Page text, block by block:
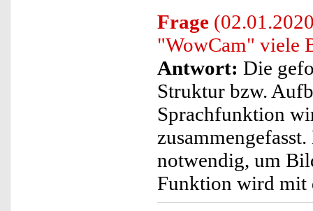
Frage
"WowCam" viele
Antwort: Die
Struktur bzw.
Sprachfunktion
notwendig, um
Funktion wird mit